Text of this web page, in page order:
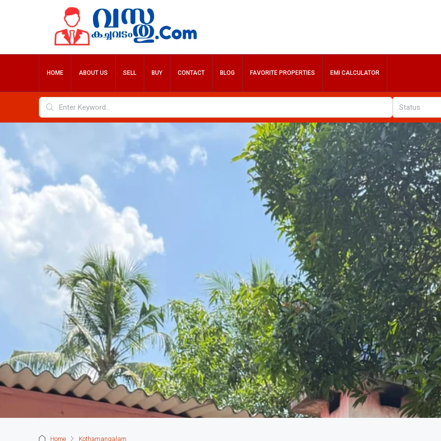
HOME ABOUT US SELL BUY CONTACT BLOG FAVORITE PROPERTIES EMI CALCULATOR
Status
Home Kothamangalam